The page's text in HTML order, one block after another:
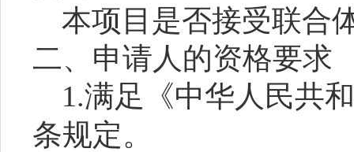
本项目是否接受联合
二、申请人的资格要求
1.满足《中华人民共
条规定。